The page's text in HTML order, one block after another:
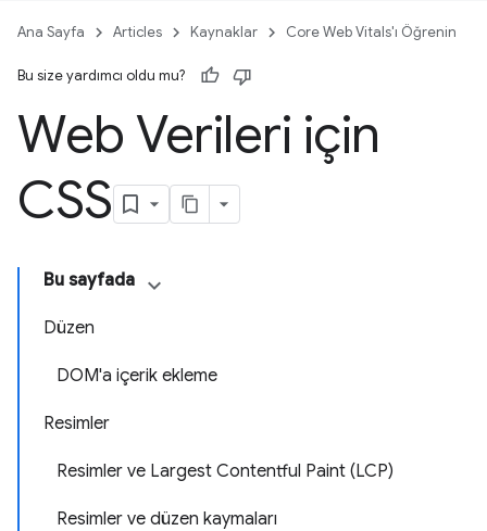
Ana Sayfa Articles Kaynaklar Core Web Vitals'ı Öğrenin
Bu size yardımcı oldu mu?
Web Verileri için
CSS
Bu sayfada
Düzen
DOM'a içerik ekleme
Resimler
Resimler ve Largest Contentful Paint (LCP)
Resimler ve düzen kaymaları